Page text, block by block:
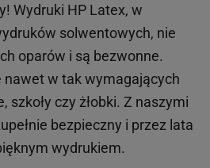
Wydruki HP Latex, w
solwentowych, nie
oparów i są bezwonne.
w tak wymagających
szkoły czy żłobki. Z naszymi
bezpieczny i przez lata
wydrukiem.